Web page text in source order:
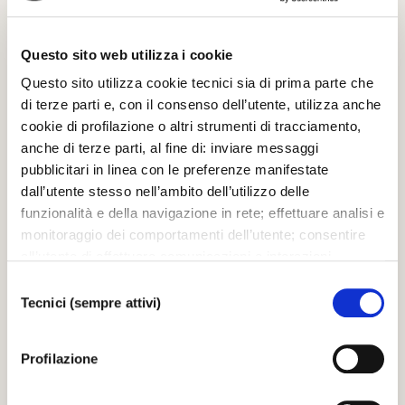
Questo sito web utilizza i cookie
Questo sito utilizza cookie tecnici sia di prima parte che
di terze parti e, con il consenso dell’utente, utilizza anche
cookie di profilazione o altri strumenti di tracciamento,
anche di terze parti, al fine di: inviare messaggi
pubblicitari in linea con le preferenze manifestate
dall’utente stesso nell’ambito dell’utilizzo delle
funzionalità e della navigazione in rete; effettuare analisi e
monitoraggio dei comportamenti dell’utente; consentire
TUTTI”, l’utente acconsente all’uso di tutti i cookie non
tecnici, inclusi quindi quelli di profilazione, analitici e
social. Il consenso è facoltativo e può essere revocato in
qualsiasi momento. Se l’utente desidera modificare le
delTecnici (sempre attivi)
Profilazione
IMMAGINI
William Claxton - Photography is jazz for the eye
04.05.2007
Giorgio Napolitano